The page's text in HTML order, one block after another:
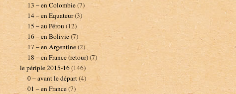
13 – en Colombie(7)
14 – en Equateur(3)
15 – au Pérou(12)
16 – en Bolivie(7)
17 – en Argentine(2)
18 – en France (retour)(7)
le périple 2015-16(146)
0 – avant le départ(4)
01 – en France(7)